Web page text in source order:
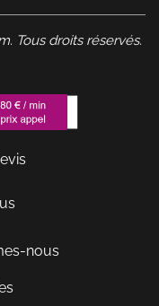
Tous droits réservés.
nous